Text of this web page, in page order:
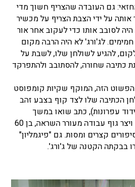
גם העובדה שהצריף חשוך מדי
אותה על ידי הצבת הצריף על מכשיר
לסובב אותו כדי לעקוב אחר אור
לג'ורג' לא היה הרבה מקום
להגיע לשולחן שלו, לשבת על
כתיבה שחורה, להסתובב ולהתפרקד
הזה, המוקף שקיות קומפוסט
הכתיבה שלו לצד קוף בצבע זהב
עפרונות), כתב שואו במשך
למעלה מארבעה עשורים ויצר גוף עבודה מעורר השראה, בן 60
סיפורים קצרים ומסות. גם "פיגמליון"
בבקתה הקטנה של ג'ורג'.